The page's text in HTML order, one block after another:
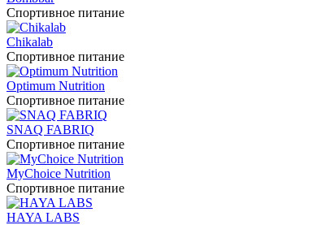
Спортивное питание
Chikalab
Спортивное питание
Optimum Nutrition
Спортивное питание
SNAQ FABRIQ
Спортивное питание
MyChoice Nutrition
Спортивное питание
HAYA LABS